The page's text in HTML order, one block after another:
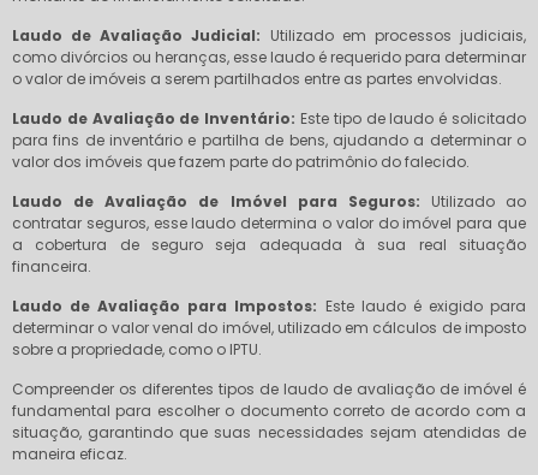
Laudo de Avaliação Judicial: Utilizado em processos judiciais,
como divórcios ou heranças, esse laudo é requerido para determinar
o valor de imóveis a serem partilhados entre as partes envolvidas.
Laudo de Avaliação de Inventário: Este tipo de laudo é solicitado
para fins de inventário e partilha de bens, ajudando a determinar o
valor dos imóveis que fazem parte do patrimônio do falecido.
Laudo de Avaliação de Imóvel para Seguros: Utilizado ao
contratar seguros, esse laudo determina o valor do imóvel para que
a cobertura de seguro seja adequada à sua real situação
financeira.
Laudo de Avaliação para Impostos: Este laudo é exigido para
determinar o valor venal do imóvel, utilizado em cálculos de imposto
sobre a propriedade, como o IPTU.
Compreender os diferentes tipos de laudo de avaliação de imóvel é
fundamental para escolher o documento correto de acordo com a
situação, garantindo que suas necessidades sejam atendidas de
maneira eficaz.